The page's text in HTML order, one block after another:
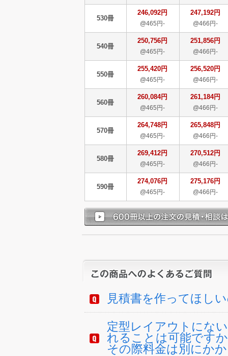
530冊
246,092円
@465円-
247,192円
@466円-
540冊
250,756円
@465円-
251,856円
@466円-
550冊
255,420円
@465円-
256,520円
@466円-
560冊
260,084円
@465円-
261,184円
@466円-
570冊
264,748円
@465円-
265,848円
@466円-
580冊
269,412円
@465円-
270,512円
@466円-
590冊
274,076円
@465円-
275,176円
@466円-
見積書を作ってほし
定型レイアウトにな
れることは可能です
その際料金は別にか